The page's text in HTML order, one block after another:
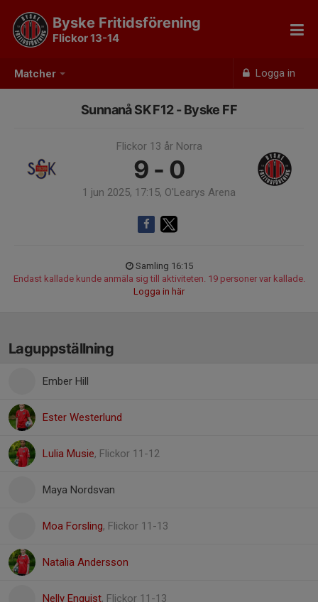
Matcher Logga in
Byske Fritidsförening
Flickor 13-14
Sunnanå SK F12 - Byske FF
Flickor 13 år Norra
9 - 0
1 jun 2025, 17:15, O'Learys Arena
Samling 16:15
Endast kallade kunde anmäla sig till aktiviteten. 19 personer var kallade.
Logga in här
Laguppställning
Ember Hill
Ester Westerlund
Lulia Musie, Flickor 11-12
Maya Nordsvan
Moa Forsling, Flickor 11-13
Natalia Andersson
Nelly Enquist, Flickor 11-13